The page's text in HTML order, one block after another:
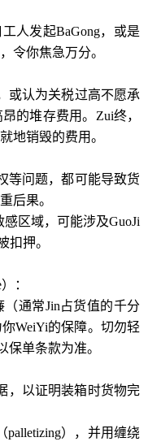
人发起BaGong，或是
令你焦急万分。
或认为关税过高不愿承
的堆存费用。Zui终，
地销毁的费用。
等问题，都可能导致货
后果。
区域，可能涉及GuoJi
扣押。
：
通常Jin占货值的千分
WeiYi的保障。切勿轻
保单条款为准。
，以证明装箱时货物完
），并用缠绕